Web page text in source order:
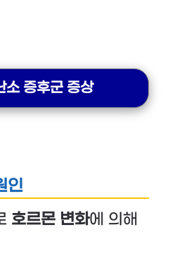
소 증후군 증상
인
호르몬 변화에 의해